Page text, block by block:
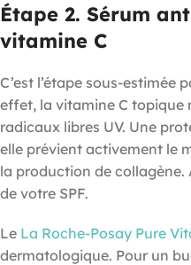
Étape 2. Sérum
vitamine C
C’est l’étape sous-estimée
effet, la vitamine C topique
radicaux libres UV. Une
elle prévient activement le
la production de collagène.
de votre SPF.
Le La Roche-Posay Pure
dermatologique. Pour un